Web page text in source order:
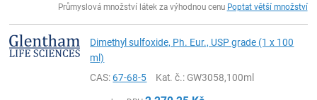
Průmyslová množství látek za výhodnou cenu Poptat větší množství
Dimethyl sulfoxide, Ph. Eur., USP grade (1 x 100
ml)
CAS:67-68-5 Kat. č.: GW3058,100ml